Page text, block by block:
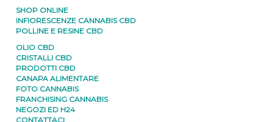
SHOP ONLINE
INFIORESCENZE CANNABIS CBD
POLLINE E RESINE CBD
OLIO CBD
CRISTALLI CBD
PRODOTTI CBD
CANAPA ALIMENTARE
FOTO CANNABIS
FRANCHISING CANNABIS
NEGOZI ED H24
CONTATTACI